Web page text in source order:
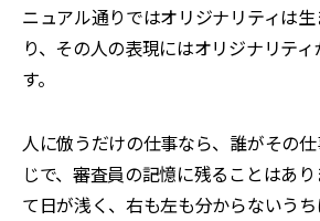
ニュアル通りではオリジナリティは
り、その人の表現にはオリジナリテ
す。
人に倣うだけの仕事なら、誰がその
じで、審査員の記憶に残ることはあ
て日が浅く、右も左も分からないう